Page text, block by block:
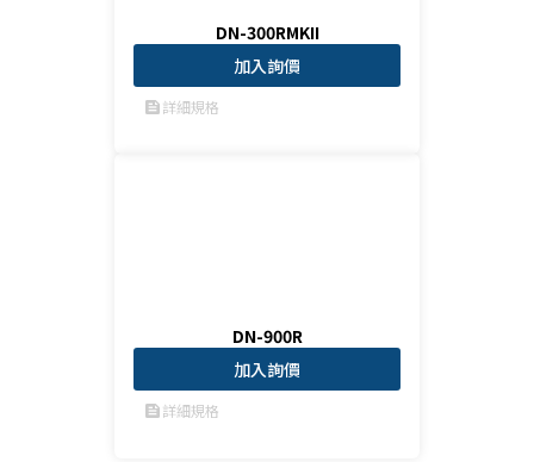
DN-300RMKII
加入詢價
feed詳細規格
DN-900R
加入詢價
feed詳細規格